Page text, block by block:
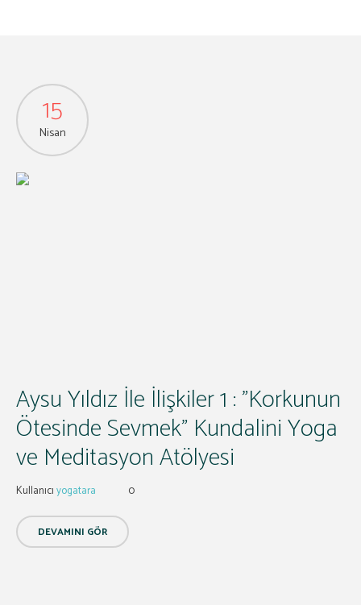
15
Nisan
Aysu Yıldız İle İlişkiler 1 : ”Korkunun
Ötesinde Sevmek” Kundalini Yoga
ve Meditasyon Atölyesi
Kullanıcıyogatara 0
DEVAMINI GÖR